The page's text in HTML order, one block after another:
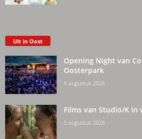
Uit in Oost
Opening Night van
Oosterpark
6 augustus 2026
Films van Studio/K in
5 augustus 2026